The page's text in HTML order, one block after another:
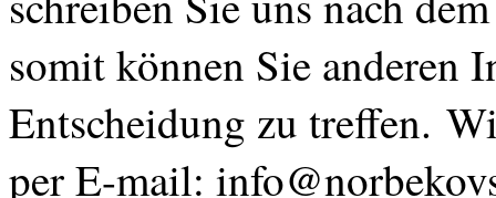
somit können Sie anderen
Entscheidung zu treffen.
per E-mail: